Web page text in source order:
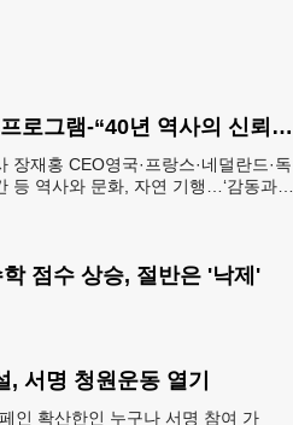
■ 화제의 여행 프로그램-“40년 역사의 신뢰… 서유럽 8개국 13일 대장정”
장재홍 CEO영국·프랑스·네덜란드·독
등 역사와 문화, 자연 기행…‘감동과
점수 상승, 절반은 '낙제'
, 서명 청원운동 열기
인 확산한인 누구나 서명 참여 가